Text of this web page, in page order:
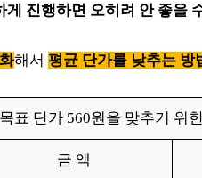
게 진행하면 오히려 안 좋을
해서 평균 단가를 낮추는 방
표 단가 560원을 맞추기 위
금 액